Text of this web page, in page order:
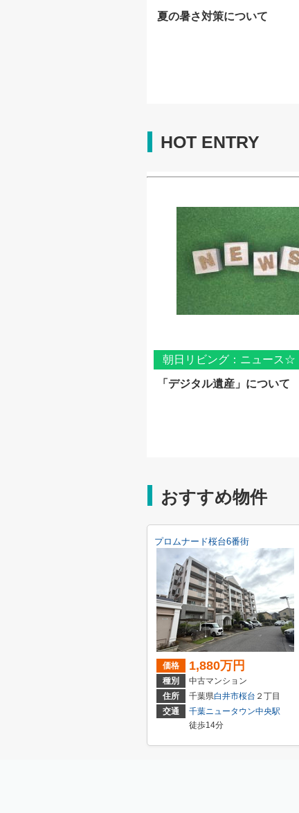
夏の暑さ対策について
HOT ENTRY
朝日リビング：ニュース☆
「デジタル遺産」について
おすすめ物件
プロムナード桜台6番街
価格 1,880万円
種別
中古マンション
住所
千葉県白井市桜台 ２丁目
交通
千葉ニュータウン中央駅
徒歩14分